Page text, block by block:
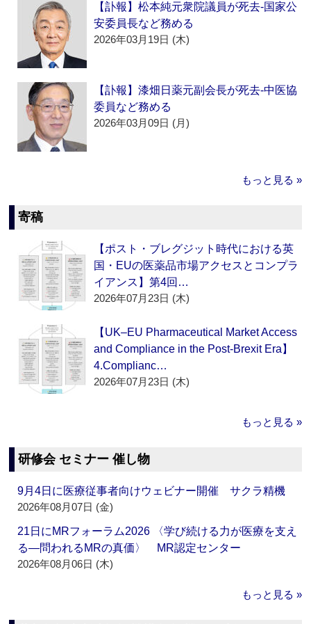
【訃報】松本純元衆院議員が死去‐国家公
安委員長など務める
2026年03月19日 (木)
【訃報】漆畑日薬元副会長が死去‐中医協
委員など務める
2026年03月09日 (月)
もっと見る »
寄稿
【ポスト・ブレグジット時代における英
国・EUの医薬品市場アクセスとコンプラ
イアンス】第4回…
2026年07月23日 (木)
【UK–EU Pharmaceutical Market Access
and Compliance in the Post-Brexit Era】
4.Complianc…
2026年07月23日 (木)
もっと見る »
研修会 セミナー 催し物
9月4日に医療従事者向けウェビナー開催 サクラ精機
2026年08月07日 (金)
21日にMRフォーラム2026 〈学び続ける力が医療を支え
る―問われるMRの真価〉 MR認定センター
2026年08月06日 (木)
もっと見る »